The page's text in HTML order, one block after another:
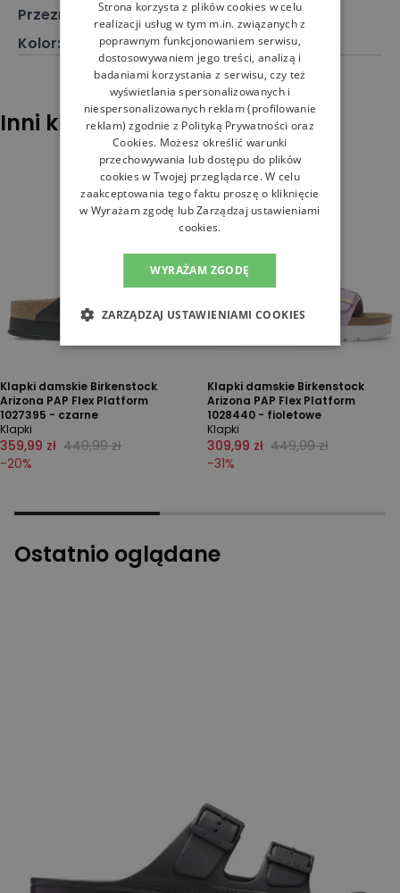
Przeznaczenie: Klapki
Kolor: Czarny
Inni klienci sprawdzali również
Klapki damskie Birkenstock
Arizona PAP Flex Platform
1027395 - czarne
Klapki
359,99 zł 449,99 zł
-20%
Klapki damskie Birkenstock
Arizona PAP Flex Platform
1028440 - fioletowe
Klapki
309,99 zł 449,99 zł
-31%
Ostatnio oglądane
Strona korzysta z plików cookies w celu
realizacji usług w tym m.in. związanych z
poprawnym funkcjonowaniem serwisu,
dostosowywaniem jego treści, analizą i
badaniami korzystania z serwisu, czy też
wyświetlania spersonalizowanych i
niespersonalizowanych reklam (profilowanie
reklam) zgodnie z Polityką Prywatności oraz
Cookies. Możesz określić warunki
przechowywania lub dostępu do plików
cookies w Twojej przeglądarce. W celu
zaakceptowania tego faktu proszę o kliknięcie
w Wyrażam zgodę lub Zarządzaj ustawieniami
cookies.
WYRAŻAM ZGODĘ
ZARZĄDZAJ USTAWIENIAMI COOKIES